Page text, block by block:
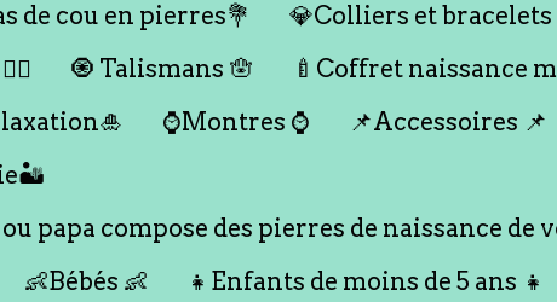
de cou en pierres💐
💎Colliers et
🧿 Talismans 🪬
🍼Coffret naissance
⌚️Montres ⌚️ 📌Accessoires 📌
papa compose des pierres de naissance de
👶Bébés 👶
👧Enfants de moins de 5 ans 👧